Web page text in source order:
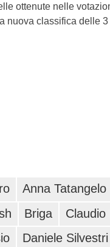
ottenute nelle
nuova classifica delle
Anna Tatangelo
Briga
Claudio
Daniele Silvestri